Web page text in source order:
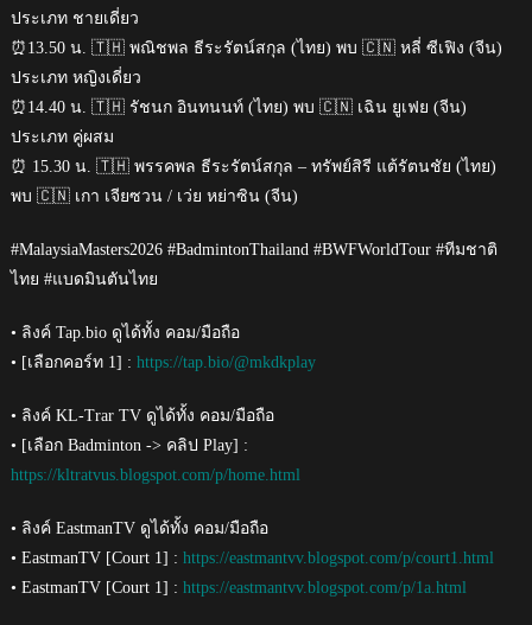
ประเภท ชายเดี่ยว
⏰13.50 น. 🇹🇭 พณิชพล ธีระรัตน์สกุล (ไทย) พบ 🇨🇳 หลี่ ซีเฟิง (จีน)
ประเภท หญิงเดี่ยว
⏰14.40 น. 🇹🇭 รัชนก อินทนนท์ (ไทย) พบ 🇨🇳 เฉิน ยูเฟย (จีน)
ประเภท คู่ผสม
⏰ 15.30 น. 🇹🇭 พรรคพล ธีระรัตน์สกุล – ทรัพย์สิรี แต้รัตนชัย (ไทย)
พบ 🇨🇳 เกา เจียซวน / เว่ย หย่าซิน (จีน)
#MalaysiaMasters2026 #BadmintonThailand #BWFWorldTour #ทีมชาติ
ไทย #แบดมินตันไทย
• ลิงค์ Tap.bio ดูได้ทั้ง คอม/มือถือ
• [เลือกคอร์ท 1] : https://tap.bio/@mkdkplay
• ลิงค์ KL-Trar TV ดูได้ทั้ง คอม/มือถือ
• [เลือก Badminton -> คลิป Play] :
https://kltratvus.blogspot.com/p/home.html
• ลิงค์ EastmanTV ดูได้ทั้ง คอม/มือถือ
• EastmanTV [Court 1] : https://eastmantvv.blogspot.com/p/court1.html
• EastmanTV [Court 1] : https://eastmantvv.blogspot.com/p/1a.html